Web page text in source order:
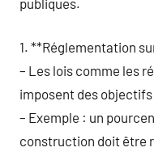
1. **Réglementation
– Les lois comme les
imposent des
– Exemple : un
construction doit être